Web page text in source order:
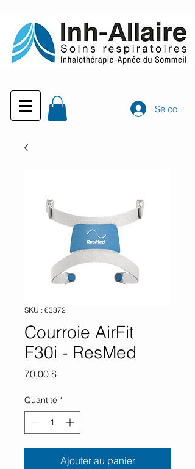
Se
SKU : 63372
Courroie AirFit
F30i - ResMed
70,00 $Prix
Quantité *
Ajouter au panier